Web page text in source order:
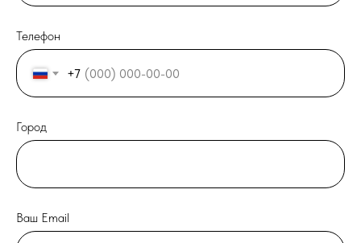
Телефон
+7
Город
Ваш Email